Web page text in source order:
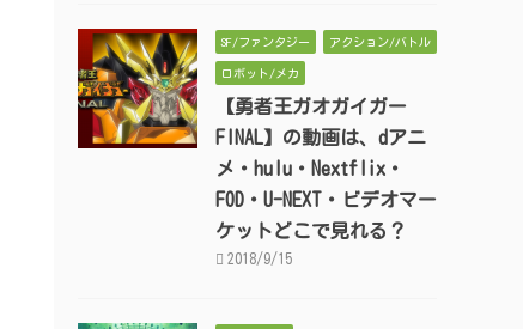
SF/ファンタジー アクション/バトル
ロボット/メカ
【勇者王ガオガイガー
FINAL】の動画は、dアニ
メ・hulu・Nextflix・
FOD・U-NEXT・ビデオマー
ケットどこで見れる？
2018/9/15